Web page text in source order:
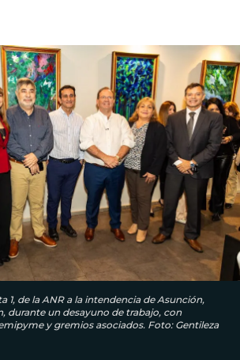
1, de la ANR a la intendencia de Asunción,
durante un desayuno de trabajo, con
y gremios asociados. Foto: Gentileza